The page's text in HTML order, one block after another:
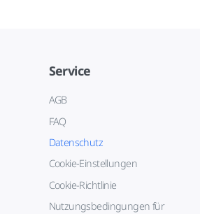
Service
AGB
FAQ
Datenschutz
Cookie-Einstellungen
Cookie-Richtlinie
Nutzungsbedingungen für